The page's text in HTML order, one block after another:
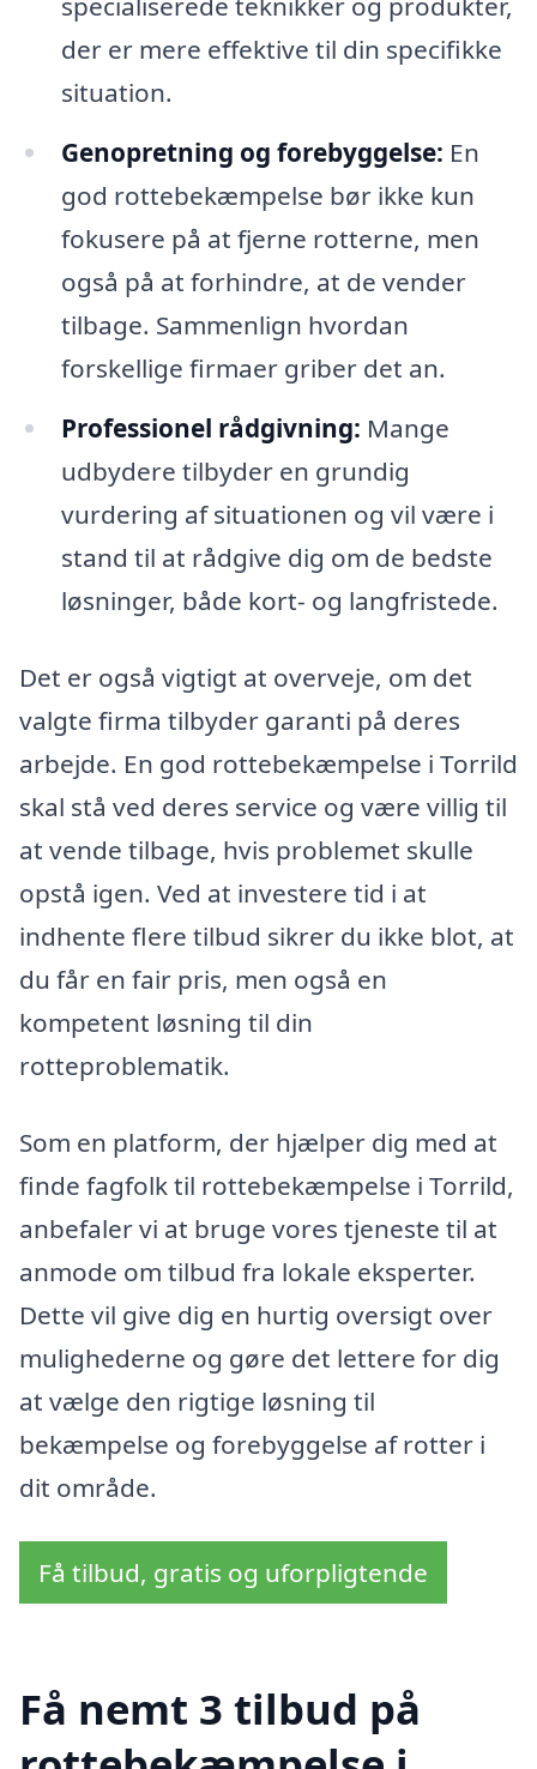
der er mere effektive til din specifikke
situation.
Genopretning og forebyggelse: En
god rottebekæmpelse bør ikke kun
fokusere på at fjerne rotterne, men
også på at forhindre, at de vender
tilbage. Sammenlign hvordan
forskellige firmaer griber det an.
Professionel rådgivning: Mange
udbydere tilbyder en grundig
vurdering af situationen og vil være i
stand til at rådgive dig om de bedste
løsninger, både kort- og langfristede.
Det er også vigtigt at overveje, om det
valgte firma tilbyder garanti på deres
arbejde. En god rottebekæmpelse i Torrild
skal stå ved deres service og være villig til
at vende tilbage, hvis problemet skulle
opstå igen. Ved at investere tid i at
indhente flere tilbud sikrer du ikke blot, at
du får en fair pris, men også en
kompetent løsning til din
rotteproblematik.
Som en platform, der hjælper dig med at
finde fagfolk til rottebekæmpelse i Torrild,
anbefaler vi at bruge vores tjeneste til at
anmode om tilbud fra lokale eksperter.
Dette vil give dig en hurtig oversigt over
mulighederne og gøre det lettere for dig
at vælge den rigtige løsning til
bekæmpelse og forebyggelse af rotter i
dit område.
Få tilbud, gratis og uforpligtende
Få nemt 3 tilbud på